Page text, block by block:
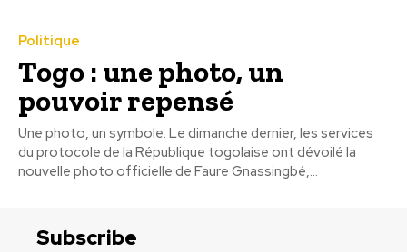
Politique
Togo : une photo, un
pouvoir repensé
Une photo, un symbole. Le dimanche dernier, les services
du protocole de la République togolaise ont dévoilé la
nouvelle photo officielle de Faure Gnassingbé,...
Subscribe